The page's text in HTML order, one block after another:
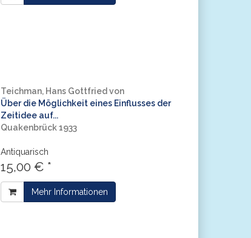
Teichman, Hans Gottfried von
Über die Möglichkeit eines Einflusses der
Zeitidee auf...
Quakenbrück 1933
Antiquarisch
15,00 € *
Mehr Informationen